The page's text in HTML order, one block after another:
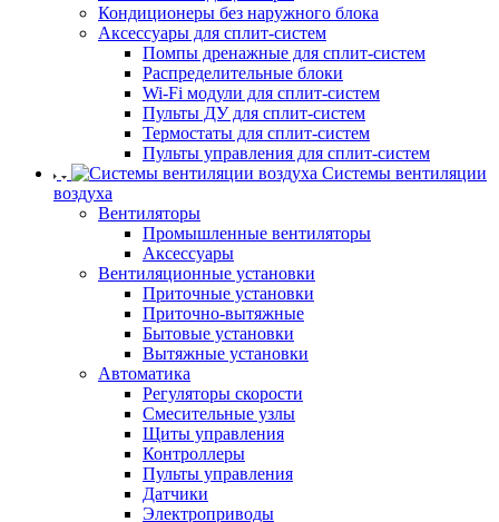
Кондиционеры без наружного блока
Аксессуары для сплит-систем
Помпы дренажные для сплит-систем
Распределительные блоки
Wi-Fi модули для сплит-систем
Пульты ДУ для сплит-систем
Термостаты для сплит-систем
Пульты управления для сплит-систем
Системы вентиляции
воздуха
Вентиляторы
Промышленные вентиляторы
Аксессуары
Вентиляционные установки
Приточные установки
Приточно-вытяжные
Бытовые установки
Вытяжные установки
Автоматика
Регуляторы скорости
Смесительные узлы
Щиты управления
Контроллеры
Пульты управления
Датчики
Электроприводы